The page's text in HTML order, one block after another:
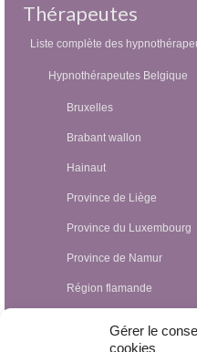
Gérer le
cookies
Thérapeutes
Liste complète des
Hypnothérapeutes Belgique
Bruxelles
Brabant wallon
Hainaut
Province de Liège
Province du Luxembourg
Province de Namur
Région flamande
Hypnothérapeutes